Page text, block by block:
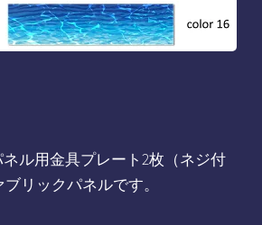
ル用金具プレート2枚（ネジ付
リックパネルです。